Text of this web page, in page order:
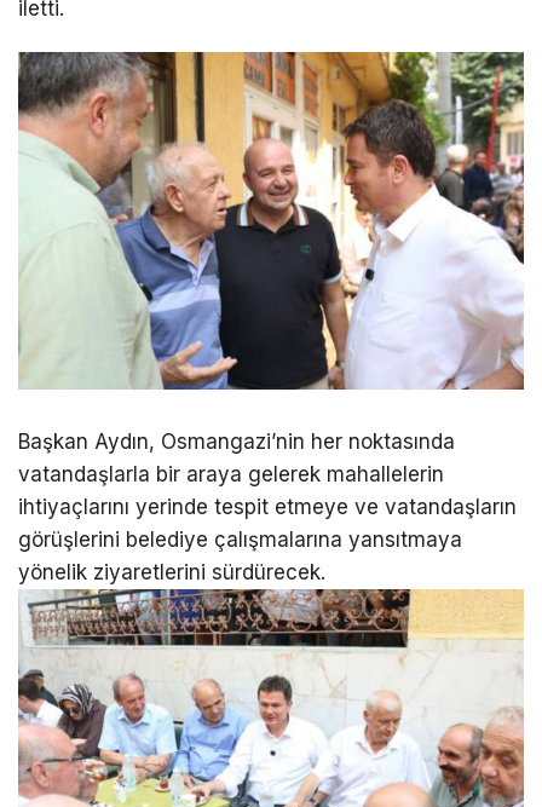
iletti.
Başkan Aydın, Osmangazi’nin her noktasında
vatandaşlarla bir araya gelerek mahallelerin
ihtiyaçlarını yerinde tespit etmeye ve vatandaşların
görüşlerini belediye çalışmalarına yansıtmaya
yönelik ziyaretlerini sürdürecek.